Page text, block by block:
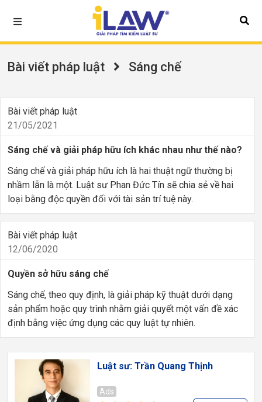
Bài viết pháp luật Sáng chế
Bài viết pháp luật
21/05/2021
Sáng chế và giải pháp hữu ích khác nhau như thế nào?
Sáng chế và giải pháp hữu ích là hai thuật ngữ thường bị
nhầm lẫn là một. Luật sư Phan Đức Tín sẽ chia sẻ về hai
loại bằng độc quyền đối với tài sản trí tuệ này.
Bài viết pháp luật
12/06/2020
Quyền sở hữu sáng chế
Sáng chế, theo quy định, là giải pháp kỹ thuật dưới dạng
sản phẩm hoặc quy trình nhằm giải quyết một vấn đề xác
định bằng việc ứng dụng các quy luật tự nhiên.
Luật sư: Trần Quang Thịnh
Ads